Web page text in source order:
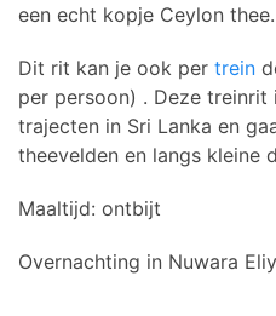
een echt kopje Ceylon thee.
Dit rit kan je ook per trein
per persoon) . Deze treinrit
trajecten in Sri Lanka en
theevelden en langs kleine
Maaltijd: ontbijt
Overnachting in Nuwara